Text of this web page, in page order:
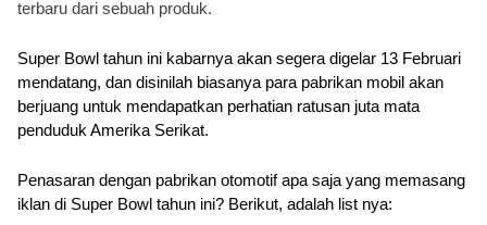
terbaru dari sebuah produk.
Super Bowl tahun ini kabarnya akan segera digelar 13 Februari
mendatang, dan disinilah biasanya para pabrikan mobil akan
berjuang untuk mendapatkan perhatian ratusan juta mata
penduduk Amerika Serikat.
Penasaran dengan pabrikan otomotif apa saja yang memasang
iklan di Super Bowl tahun ini? Berikut, adalah list nya: